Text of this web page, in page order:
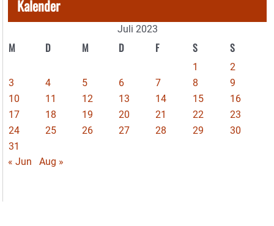
Kalender
Juli 2023
M D M D F S S
1
2
3
4 5 6 7 8
9
10
11 12 13 14 15
16
17
18 19 20 21 22
23
24
25 26 27 28 29
30
31
« Jun
Aug »